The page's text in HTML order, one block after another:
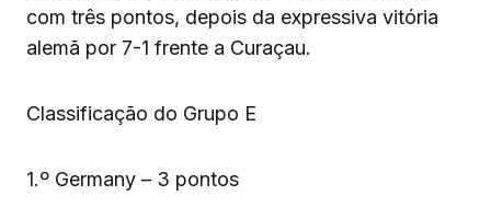
com três pontos, depois da expressiva vitória
alemã por 7-1 frente a Curaçau.
Classificação do Grupo E
1.º Germany – 3 pontos